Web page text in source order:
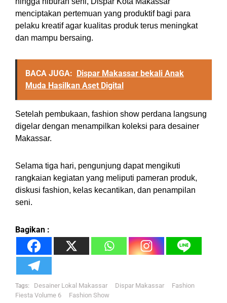
menciptakan pertemuan yang produktif bagi para
pelaku kreatif agar kualitas produk terus meningkat
dan mampu bersaing.
BACA JUGA: Dispar Makassar bekali Anak
Muda Hasilkan Aset Digital
Setelah pembukaan, fashion show perdana langsung
digelar dengan menampilkan koleksi para desainer
Makassar.
Selama tiga hari, pengunjung dapat mengikuti
rangkaian kegiatan yang meliputi pameran produk,
diskusi fashion, kelas kecantikan, dan penampilan
seni.
Bagikan :
Tags: Desainer Lokal Makassar Dispar Makassar
Fashion
Fiesta Volume 6
Fashion Show